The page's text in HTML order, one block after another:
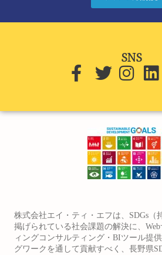
SNS
株式会社エイ・ティ・エフは、SDGs（
掲げられている社会課題の解決に、
ィングコンサルティング・BIツール提
グワークを通して貢献すべく、長野県